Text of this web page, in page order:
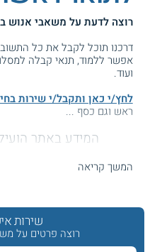
רוצה לדעת על משאבי אנוש
דרכנו תוכל לקבל את כל
אפשר ללמוד, תנאי קבלה
ועוד.
לחץ/י כאן ותקבל/י שירות
ראש וגם כסף ...
המידע באתר הועיל ל87%
לימודי ניהול משאבי אנוש
באזור מרכז הארץ פועלות מגוון
המשך קריאה
שירות
רוצה פרטים על